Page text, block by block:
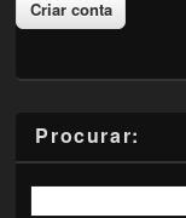
Procurar: